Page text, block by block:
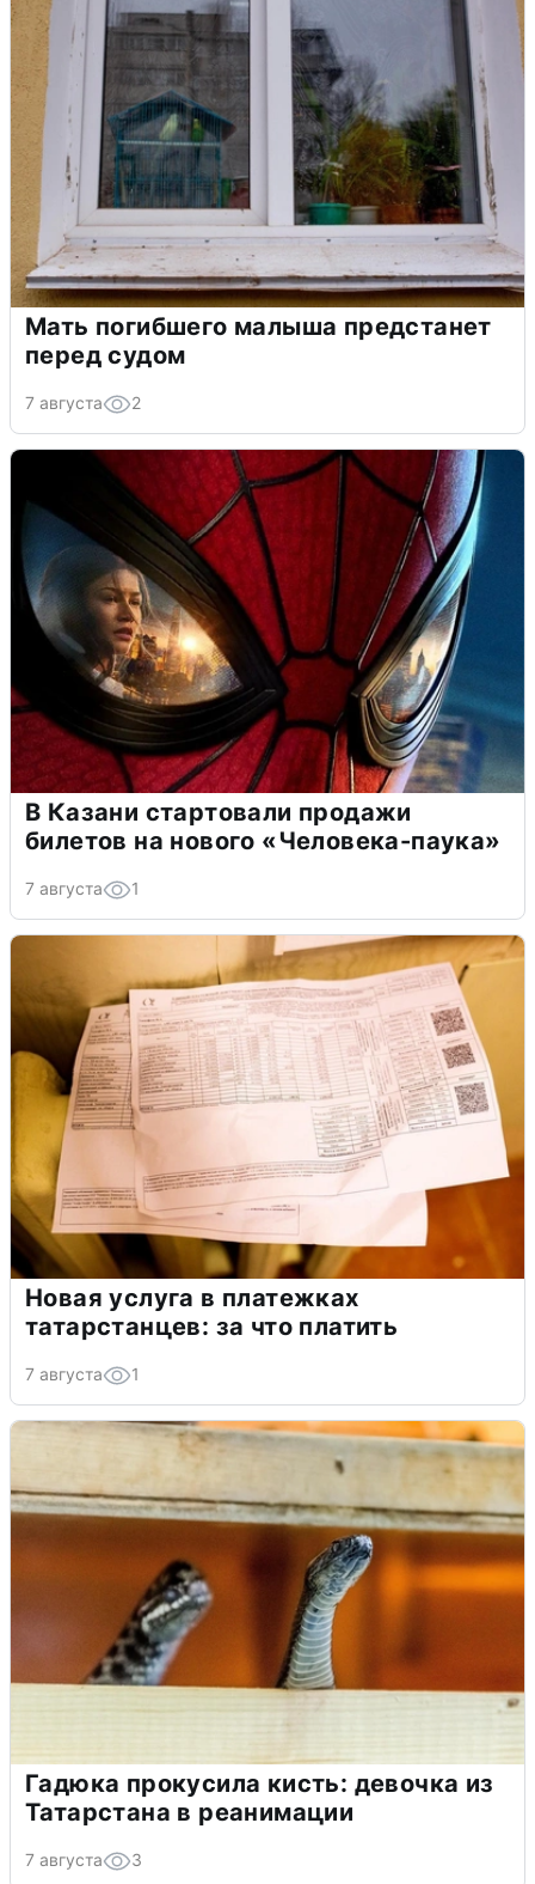
Мать погибшего малыша предстанет
перед судом
7 августа 2
В Казани стартовали продажи
билетов на нового «Человека-паука»
7 августа 1
Новая услуга в платежках
татарстанцев: за что платить
7 августа 1
Гадюка прокусила кисть: девочка из
Татарстана в реанимации
7 августа 3